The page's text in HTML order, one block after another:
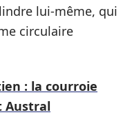
lui-même, qui
circulaire
: la courroie
Austral